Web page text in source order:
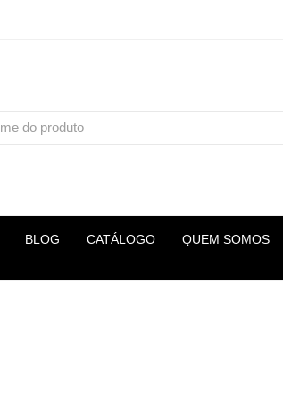
BLOG CATÁLOGO QUEM SOMOS